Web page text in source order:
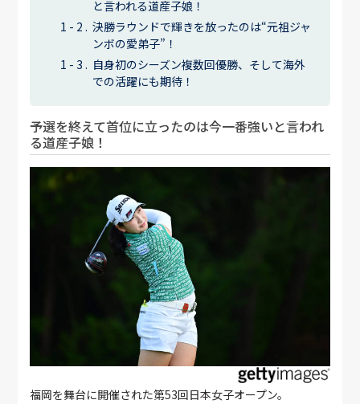
と言われる道産子娘！
決勝ラウンドで輝きを放ったのは“元祖ジャ
ンボの愛弟子”！
自身初のシーズン複数回優勝、そして海外
での活躍にも期待！
予選を終えて首位に立ったのは今一番強いと言われ
る道産子娘！
福岡を舞台に開催された第53回日本女子オープン。